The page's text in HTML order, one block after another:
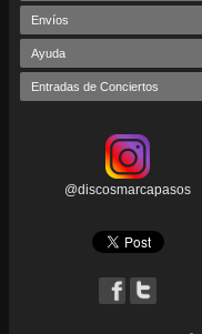
Envíos
Ayuda
Entradas de Conciertos
@discosmarcapasos